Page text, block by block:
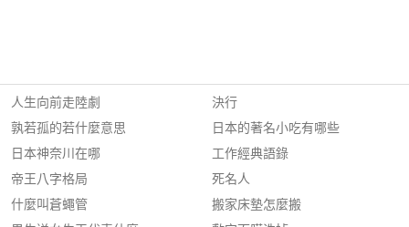
人生向前走陸劇
孰若孤的若什麼意思
日本神奈川在哪
帝王八字格局
什麼叫蒼蠅管
決行
日本的著名小吃有哪些
工作經典語錄
死名人
搬家床墊怎麼搬